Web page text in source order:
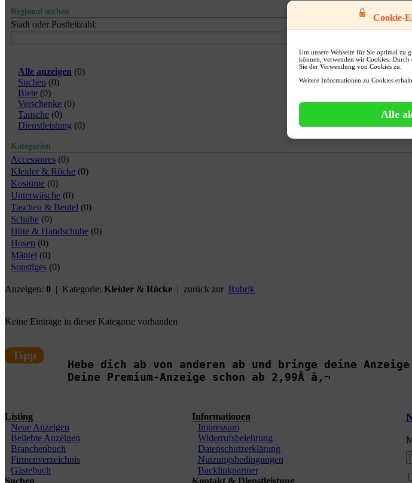
Cookie-
Um unsere Webseite für Sie optimal zu
können, verwenden wir Cookies. Durch
Sie der Verwendung von Cookies zu.
Weitere Informationen zu Cookies
Alle
Regional suchen
Stadt oder Postleitzahl:
Alle anzeigen (0)
Suchen (0)
Biete (0)
Verschenke (0)
Tausche (0)
Dienstleistung (0)
Kategorien
Accessoires (0)
Kleider & Röcke (0)
Kostüme (0)
Unterwäsche (0)
Taschen & Beutel (0)
Schuhe (0)
Hüte & Handschuhe (0)
Hosen (0)
Mäntel (0)
Sonstiges (0)
Anzeigen: 0 | Kategorie: Kleider & Röcke | zurück zur Rubrik
Keine Einträge in dieser Kategorie vorhanden
Tipp
Hebe dich ab von anderen ab und bringe deine
Deine Premium-Anzeige schon ab 2,99Â â‚¬
Listing
Neue Anzeigen
Beliebte Anzeigen
Branchenbuch
Firmenverzeichnis
Gästebuch
Suchen
Informationen
Impressum
Widerrufsbelehrung
Datenschutzerklärung
Nutzungsbedingungen
Backlinkpartner
Kontakt & Dienstleistung